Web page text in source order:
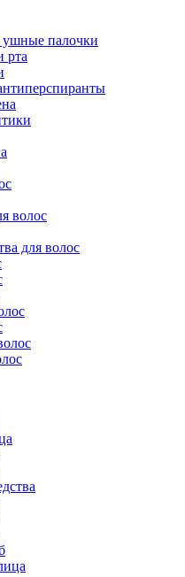
палочки
рта
волос
для волос